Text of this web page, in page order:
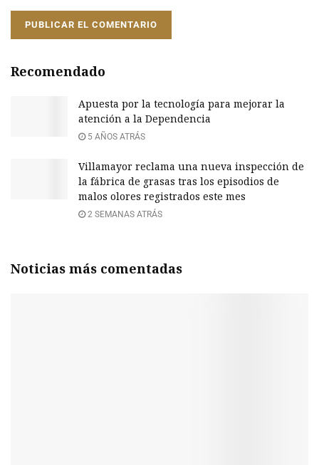
Recomendado
Apuesta por la tecnología para mejorar la
atención a la Dependencia
5 AÑOS ATRÁS
Villamayor reclama una nueva inspección de
la fábrica de grasas tras los episodios de
malos olores registrados este mes
2 SEMANAS ATRÁS
Noticias más comentadas